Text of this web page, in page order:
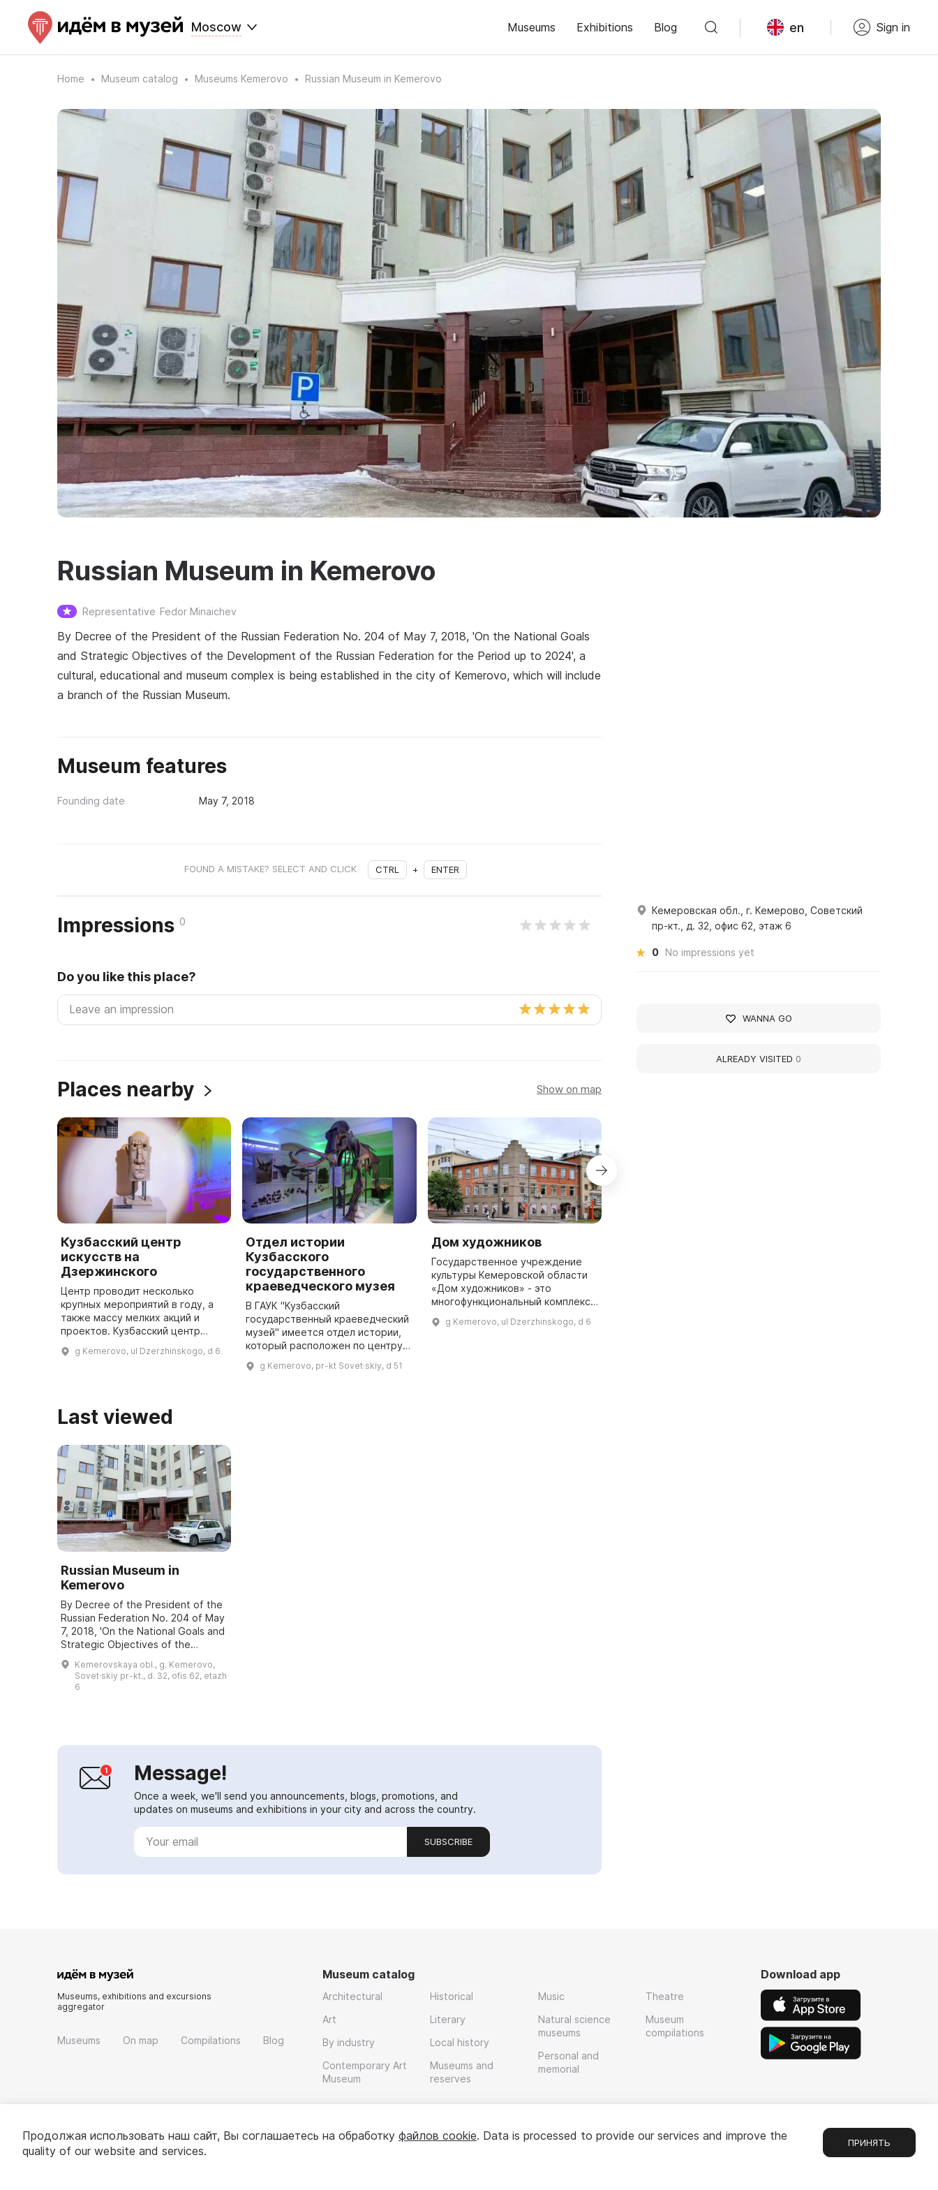
Moscow Museums Exhibitions Blog en Sign in
Home Museum catalog Museums Kemerovo Russian Museum in Kemerovo
Russian Museum in Kemerovo
Representative Fedor Minaichev
By Decree of the President of the Russian Federation No. 204 of May 7, 2018, 'On the National Goals
and Strategic Objectives of the Development of the Russian Federation for the Period up to 2024', a
cultural, educational and museum complex is being established in the city of Kemerovo, which will include
a branch of the Russian Museum.
Museum features
Founding date May 7, 2018
FOUND A MISTAKE? SELECT AND CLICK CTRL + ENTER
Impressions 0
Do you like this place?
Places nearby Show on map
Кузбасский центр
искусств на
Дзержинского
Центр проводит несколько
крупных мероприятий в году, а
также массу мелких акций и
проектов. Кузбасский центр
и сочетает в себе деятельность
g Kemerovo, ul Dzerzhinskogo, d 6
Отдел истории
Кузбасского
государственного
краеведческого музея
В ГАУК "Кузбасский
государственный краеведческий
музей" имеется отдел истории,
который расположен по центру
природы. Экспозиция и выставки
g Kemerovo, pr-kt Sovet·skiy, d 51
Дом художников
Государственное учреждение
культуры Кемеровской области
«Дом художников» - это
многофункциональный комплекс,
фотографы, литераторы,
g Kemerovo, ul Dzerzhinskogo, d 6
Last viewed
Russian Museum in
Kemerovo
By Decree of the President of the
Russian Federation No. 204 of May
7, 2018, 'On the National Goals and
Strategic Objectives of the
Development of the Russian
Federation for the Period up to
2024', a ...
Kemerovskaya obl., g. Kemerovo,
Sovet·skiy pr-kt., d. 32, ofis 62, etazh
6
Message!
Once a week, we'll send you announcements, blogs, promotions, and
updates on museums and exhibitions in your city and across the country.
SUBSCRIBE
Кемеровская обл., г. Кемерово, Советский
пр-кт., д. 32, офис 62, этаж 6
0 No impressions yet
WANNA GO
ALREADY VISITED 0
Museums, exhibitions and excursions
aggregator
Museums On map Compilations Blog
Museum catalog
Architectural
Art
By industry
Contemporary Art
Museum
Historical
Literary
Local history
Museums and
reserves
Music
Natural science
museums
Personal and
memorial
Theatre
Museum
compilations
Download app
Продолжая использовать наш сайт, Вы соглашаетесь на обработку файлов cookie. Data is processed to provide our services and improve the
quality of our website and services.
ПРИНЯТЬ